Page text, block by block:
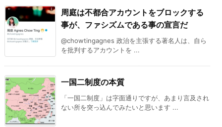
周庭は不都合アカウントをブロックする
事が、ファシズムである事の宣言だ
@chowtingagnes 政治を主張する著名人は、自ら
を批判するアカウントを ...
一国二制度の本質
「一国二制度」は字面通りですが、あまり言及され
ない所を突っ込んでみたいと思います ...